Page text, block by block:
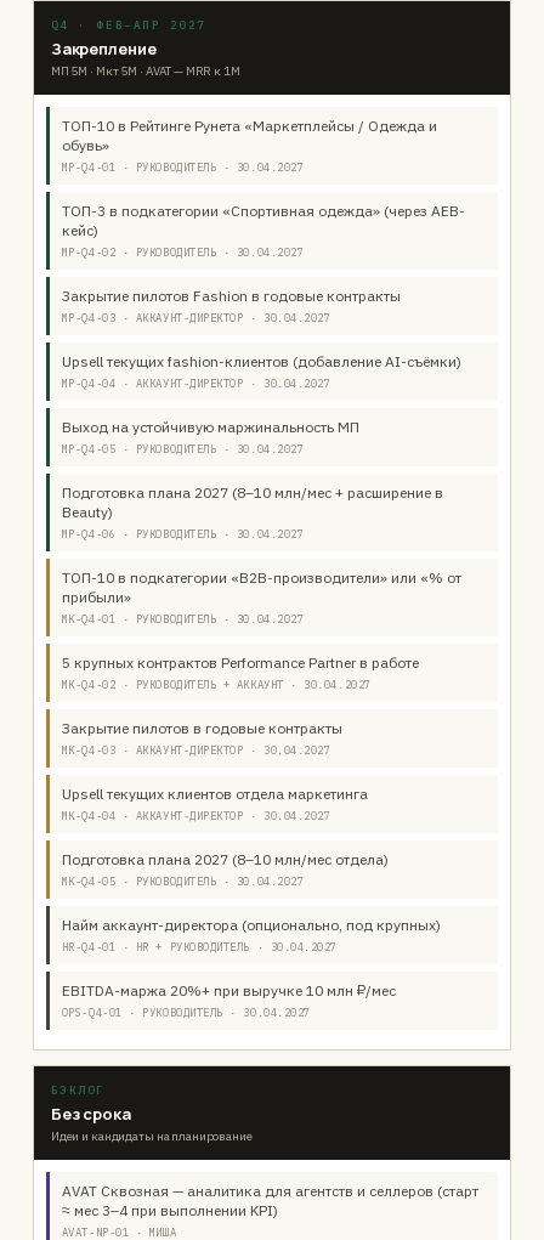
Q4 · ФЕВ–АПР 2027
Закрепление
МП 5М · Мкт 5М · AVAT — MRR к 1М
ТОП-10 в Рейтинге Рунета «Маркетплейсы / Одежда и
обувь»
MP-Q4-01 · РУКОВОДИТЕЛЬ · 30.04.2027
ТОП-3 в подкатегории «Спортивная одежда» (через АЕВ-
кейс)
MP-Q4-02 · РУКОВОДИТЕЛЬ · 30.04.2027
Закрытие пилотов Fashion в годовые контракты
MP-Q4-03 · АККАУНТ-ДИРЕКТОР · 30.04.2027
Upsell текущих fashion-клиентов (добавление AI-съёмки)
MP-Q4-04 · АККАУНТ-ДИРЕКТОР · 30.04.2027
Выход на устойчивую маржинальность МП
MP-Q4-05 · РУКОВОДИТЕЛЬ · 30.04.2027
Подготовка плана 2027 (8–10 млн/мес + расширение в
Beauty)
MP-Q4-06 · РУКОВОДИТЕЛЬ · 30.04.2027
ТОП-10 в подкатегории «B2B-производители» или «% от
прибыли»
MK-Q4-01 · РУКОВОДИТЕЛЬ · 30.04.2027
5 крупных контрактов Performance Partner в работе
MK-Q4-02 · РУКОВОДИТЕЛЬ + АККАУНТ · 30.04.2027
Закрытие пилотов в годовые контракты
MK-Q4-03 · АККАУНТ-ДИРЕКТОР · 30.04.2027
Upsell текущих клиентов отдела маркетинга
MK-Q4-04 · АККАУНТ-ДИРЕКТОР · 30.04.2027
Подготовка плана 2027 (8–10 млн/мес отдела)
MK-Q4-05 · РУКОВОДИТЕЛЬ · 30.04.2027
Найм аккаунт-директора (опционально, под крупных)
HR-Q4-01 · HR + РУКОВОДИТЕЛЬ · 30.04.2027
EBITDA-маржа 20%+ при выручке 10 млн ₽/мес
OPS-Q4-01 · РУКОВОДИТЕЛЬ · 30.04.2027
БЭКЛОГ
Без срока
Идеи и кандидаты на планирование
AVAT Сквозная — аналитика для агентств и селлеров (старт
≈ мес 3–4 при выполнении KPI)
AVAT-NP-01 · МИША